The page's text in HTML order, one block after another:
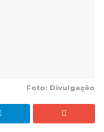
Foto: Divulgação